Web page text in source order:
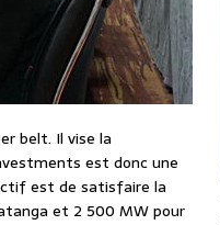
belt. Il vise la
est donc une
est de satisfaire la
et 2 500 MW pour